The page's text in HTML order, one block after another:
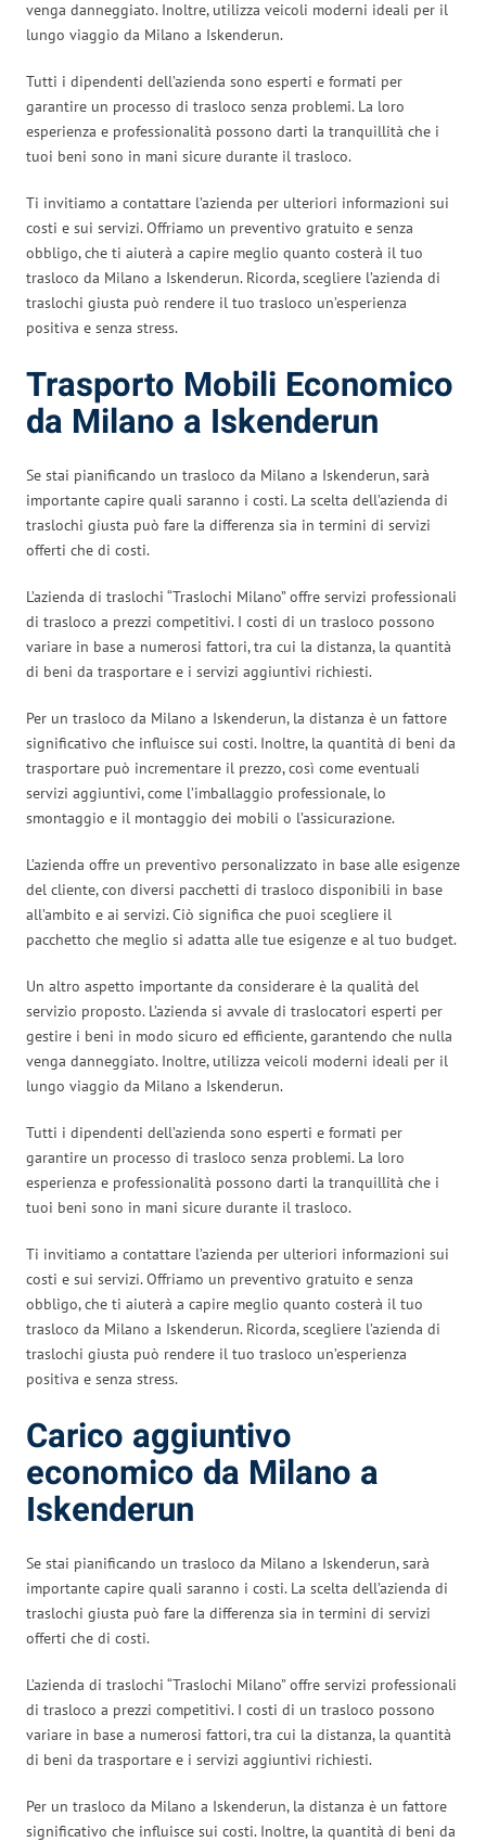
venga danneggiato. Inoltre, utilizza veicoli moderni ideali per il
lungo viaggio da Milano a Iskenderun.
Tutti i dipendenti dell’azienda sono esperti e formati per
garantire un processo di trasloco senza problemi. La loro
esperienza e professionalità possono darti la tranquillità che i
tuoi beni sono in mani sicure durante il trasloco.
Ti invitiamo a contattare l’azienda per ulteriori informazioni sui
costi e sui servizi. Offriamo un preventivo gratuito e senza
obbligo, che ti aiuterà a capire meglio quanto costerà il tuo
trasloco da Milano a Iskenderun. Ricorda, scegliere l’azienda di
traslochi giusta può rendere il tuo trasloco un’esperienza
positiva e senza stress.
Trasporto Mobili Economico
da Milano a Iskenderun
Se stai pianificando un trasloco da Milano a Iskenderun, sarà
importante capire quali saranno i costi. La scelta dell’azienda di
traslochi giusta può fare la differenza sia in termini di servizi
offerti che di costi.
L’azienda di traslochi “Traslochi Milano” offre servizi professionali
di trasloco a prezzi competitivi. I costi di un trasloco possono
variare in base a numerosi fattori, tra cui la distanza, la quantità
di beni da trasportare e i servizi aggiuntivi richiesti.
Per un trasloco da Milano a Iskenderun, la distanza è un fattore
significativo che influisce sui costi. Inoltre, la quantità di beni da
trasportare può incrementare il prezzo, così come eventuali
servizi aggiuntivi, come l’imballaggio professionale, lo
smontaggio e il montaggio dei mobili o l’assicurazione.
L’azienda offre un preventivo personalizzato in base alle esigenze
del cliente, con diversi pacchetti di trasloco disponibili in base
all’ambito e ai servizi. Ciò significa che puoi scegliere il
pacchetto che meglio si adatta alle tue esigenze e al tuo budget.
Un altro aspetto importante da considerare è la qualità del
servizio proposto. L’azienda si avvale di traslocatori esperti per
gestire i beni in modo sicuro ed efficiente, garantendo che nulla
venga danneggiato. Inoltre, utilizza veicoli moderni ideali per il
lungo viaggio da Milano a Iskenderun.
Tutti i dipendenti dell’azienda sono esperti e formati per
garantire un processo di trasloco senza problemi. La loro
esperienza e professionalità possono darti la tranquillità che i
tuoi beni sono in mani sicure durante il trasloco.
Ti invitiamo a contattare l’azienda per ulteriori informazioni sui
costi e sui servizi. Offriamo un preventivo gratuito e senza
obbligo, che ti aiuterà a capire meglio quanto costerà il tuo
trasloco da Milano a Iskenderun. Ricorda, scegliere l’azienda di
traslochi giusta può rendere il tuo trasloco un’esperienza
positiva e senza stress.
Carico aggiuntivo
economico da Milano a
Iskenderun
Se stai pianificando un trasloco da Milano a Iskenderun, sarà
importante capire quali saranno i costi. La scelta dell’azienda di
traslochi giusta può fare la differenza sia in termini di servizi
offerti che di costi.
L’azienda di traslochi “Traslochi Milano” offre servizi professionali
di trasloco a prezzi competitivi. I costi di un trasloco possono
variare in base a numerosi fattori, tra cui la distanza, la quantità
di beni da trasportare e i servizi aggiuntivi richiesti.
Per un trasloco da Milano a Iskenderun, la distanza è un fattore
significativo che influisce sui costi. Inoltre, la quantità di beni da